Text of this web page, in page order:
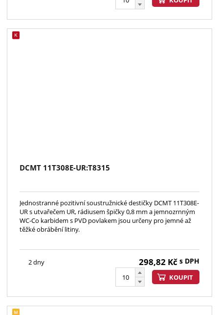
DCMT 11T308E-UR:T8315
Jednostranné pozitivní soustružnické destičky DCMT 11T308E-
UR s utvařečem UR, rádiusem špičky 0,8 mm a jemnozrnným
WC-Co karbidem s PVD povlakem jsou určeny pro jemné až
těžké obrábění litiny.
2 dny 298,82 Kč s DPH
KOUPIT